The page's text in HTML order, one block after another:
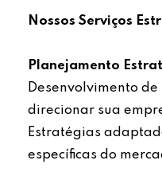
Nossos Serviços
Planejamento
Desenvolvimento
direcionar sua
Estratégias
específicas do